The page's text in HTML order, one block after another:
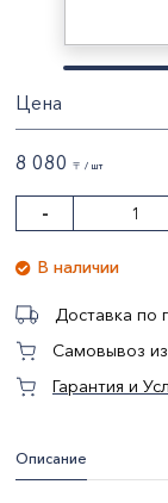
Описание
Цена
8 080 〒 / шт
-
В наличии
Доставка по
Самовывоз
Гарантия и